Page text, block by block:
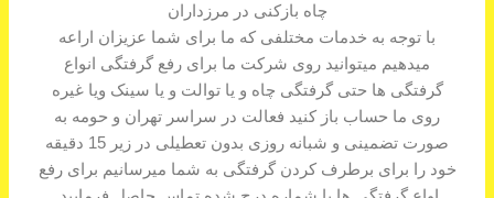
چاه بازکنی در مرزداران
با توجه به خدمات مختلفی که ما برای شما عزیزان اراعه
میدهیم میتوانید روی شرکت ما برای رفع گرفتگی انواع
گرفتگی ها حتی گرفتگی چاه و یا توالت و یا سینک ویا غیره
روی ما حساب باز کنید فعالت در سراسر تهران و حومه به
صورت تضمینی و شبانه روزی بدون تعطیلی در زیر 15 دقیقه
خود را برای برطرف کردن گرفتگی به شما میرسانیم برای رفع